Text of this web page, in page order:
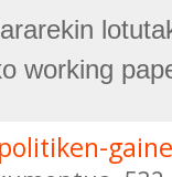
working